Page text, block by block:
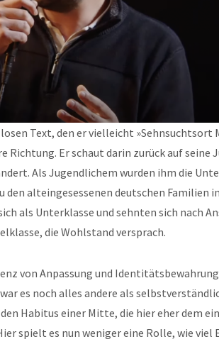
Text, den er vielleicht »Sehnsuchtsort
Richtung. Er schaut darin zurück auf seine
Als Jugendlichem wurden ihm die
den alteingesessenen deutschen Familien
als Unterklasse und sehnten sich nach
die Wohlstand versprach.
von Anpassung und
es noch alles andere als
Habitus einer Mitte, die hier eher dem
spielt es nun weniger eine Rolle, wie viel